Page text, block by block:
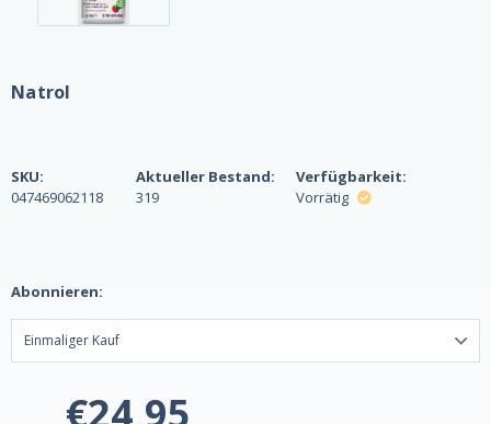
Natrol
SKU:
047469062118
Aktueller Bestand:
319
Verfügbarkeit:
Vorrätig
Abonnieren: